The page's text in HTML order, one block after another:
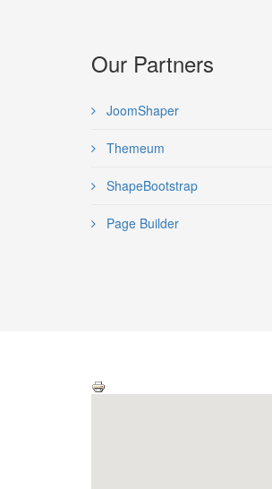
Our Partners
JoomShaper
Themeum
ShapeBootstrap
Page Builder